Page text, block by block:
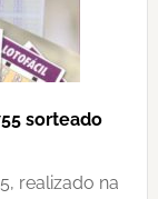
sorteado
realizado na